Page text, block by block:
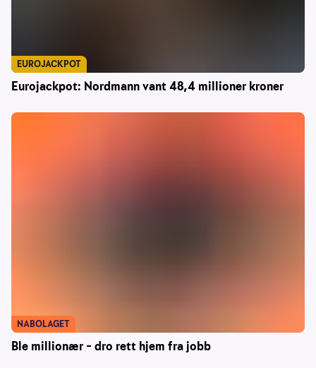
Eurojackpot: Nordmann vant 48,4 millioner kroner
EUROJACKPOT
Ble millionær – dro rett hjem fra jobb
NABOLAGET